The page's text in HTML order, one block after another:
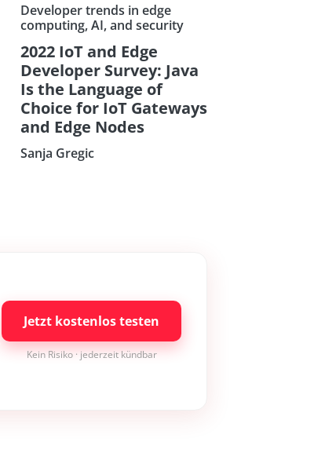
Developer trends in edge
computing, AI, and security
2022 IoT and Edge
Developer Survey: Java
Is the Language of
Choice for IoT Gateways
and Edge Nodes
Sanja Gregic
Jetzt kostenlos testen
Kein Risiko · jederzeit kündbar